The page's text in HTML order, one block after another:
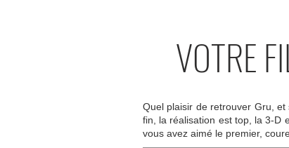
VOTRE
Quel plaisir de retrouver Gru,
fin, la réalisation est top, la 3-D
vous avez aimé le premier,